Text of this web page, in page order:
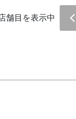
舗目を表示中